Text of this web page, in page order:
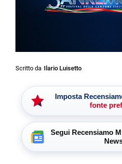
Scritto da Ilario Luisetto
Imposta
fonte
Segui Recensiamo